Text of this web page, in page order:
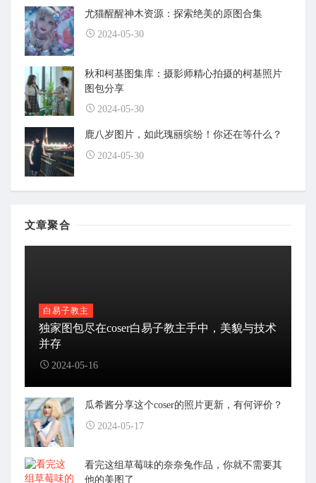
尤猫醒醒神木资源：探索绝美的原图合集
2024-05-30
秋和柯基图集库：摄影师精心拍摄的柯基照片
图包分享
2024-05-30
鹿八岁图片，如此瑰丽缤纷！你还在等什么？
2024-05-30
文章聚合
白易子教主
独家图包尽在coser白易子教主手中，美貌与技术
并存
2024-05-16
瓜希酱分享这个coser的照片更新，有何评价？
2024-05-17
看完这组草莓味的奈奈兔作品，你就不需要其
他的美图了